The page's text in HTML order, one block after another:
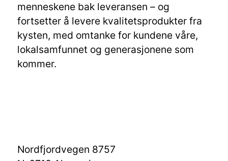
menneskene bak leveransen – og
fortsetter å levere kvalitetsprodukter fra
kysten, med omtanke for kundene våre,
lokalsamfunnet og generasjonene som
kommer.
Nordfjordvegen 8757